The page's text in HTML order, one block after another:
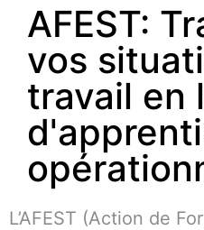
AFEST:
vos
travail en
L’AFEST (Action de